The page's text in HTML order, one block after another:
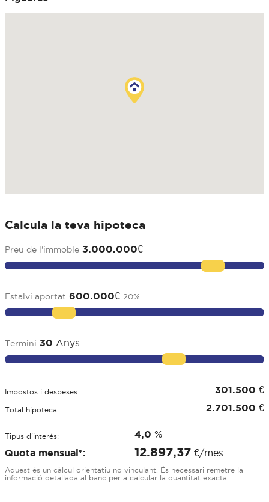
Calcula la teva hipoteca
Preu de l'immoble 3.000.000€
Estalvi aportat 600.000€ 20%
Termini 30 Anys
Impostos i despeses: 301.500 €
Total hipoteca: 2.701.500 €
Tipus d'interés: 4,0 %
Quota mensual*:
12.897,37 €/mes
Aquest és un càlcul orientatiu no vinculant. És necessari remetre la
informació detallada al banc per a calcular la quantitat exacta.